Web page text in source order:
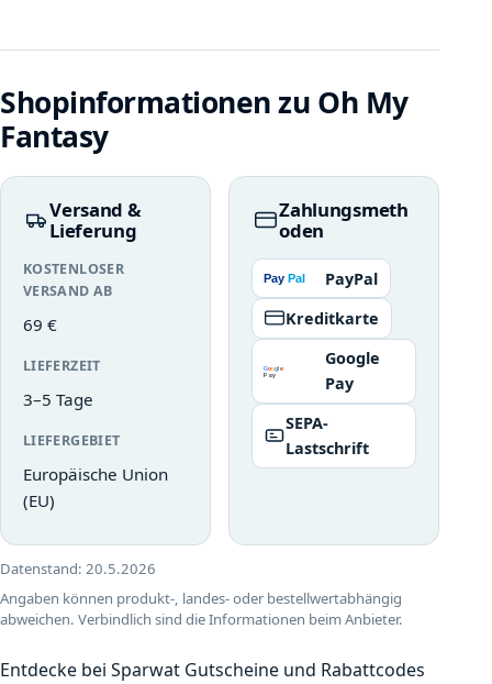
Shopinformationen zu Oh My
Fantasy
Versand &
Lieferung
KOSTENLOSER
VERSAND AB
69 €
LIEFERZEIT
3–5 Tage
LIEFERGEBIET
Europäische Union
(EU)
Zahlungsmeth
oden
PayPal
Kreditkarte
Google
Pay
SEPA-
Lastschrift
Datenstand: 20.5.2026
Angaben können produkt-, landes- oder bestellwertabhängig
abweichen. Verbindlich sind die Informationen beim Anbieter.
Entdecke bei Sparwat Gutscheine und Rabattcodes